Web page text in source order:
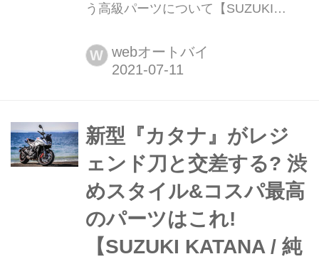
う高級パーツについて【SUZUKI
編】 カスタムっていうのはマフラーや
ホイールみたいな大物パーツを交換し
ッチだなぁ』と思ったカタナパーツを
紹介させて頂きます。
W webオートバイ
新型『カタナ』がレジ
ェンド刀と交差する? 渋
めスタイル&コスパ最高
のパーツはこれ!
【SUZUKI KATANA / 純